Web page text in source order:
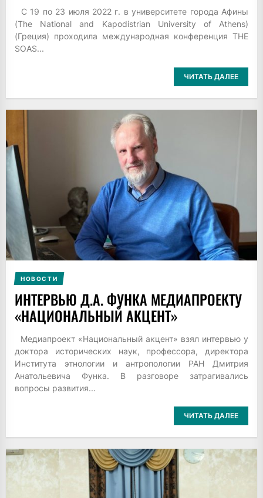
С 19 по 23 июля 2022 г. в университете города Афины
(The National and Kapodistrian University of Athens)
(Греция) проходила международная конференция THE
SOAS...
ЧИТАТЬ ДАЛЕЕ
НОВОСТИ
ИНТЕРВЬЮ Д.А. ФУНКА МЕДИАПРОЕКТУ
«НАЦИОНАЛЬНЫЙ АКЦЕНТ»
Медиапроект «Национальный акцент» взял интервью у
доктора исторических наук, профессора, директора
Института этнологии и антропологии РАН Дмитрия
Анатольевича Функа. В разговоре затрагивались
вопросы развития...
ЧИТАТЬ ДАЛЕЕ